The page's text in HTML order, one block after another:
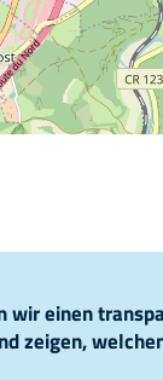
wir einen
zeigen,